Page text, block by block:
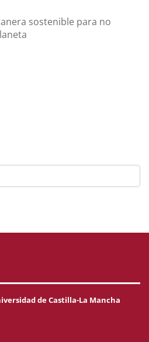
sostenible para no
de Castilla-La Mancha